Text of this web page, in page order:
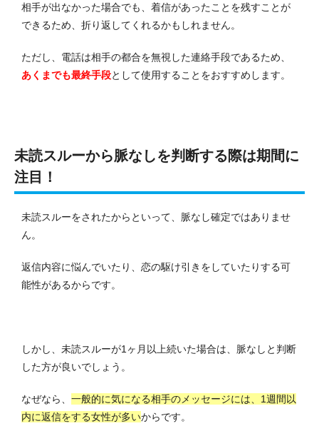
相手が出なかった場合でも、着信があったことを残すことが
できるため、折り返してくれるかもしれません。
ただし、電話は相手の都合を無視した連絡手段であるため、
あくまでも最終手段として使用することをおすすめします。
未読スルーから脈なしを判断する際は期間に
注目！
未読スルーをされたからといって、脈なし確定ではありませ
ん。
返信内容に悩んでいたり、恋の駆け引きをしていたりする可
能性があるからです。
しかし、未読スルーが1ヶ月以上続いた場合は、脈なしと判断
した方が良いでしょう。
なぜなら、 一般的に気になる相手のメッセージには、1週間以
内に返信をする女性が多いからです。